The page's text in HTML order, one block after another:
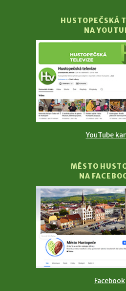
HUSTOPEČSKÁ
NA
YouTube
MĚSTO
NA
Facebook